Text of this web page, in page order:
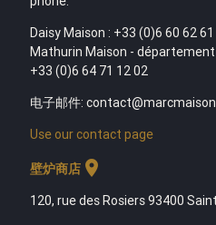
Daisy Maison : +33 (0)6 60 62
Mathurin Maison -
+33 (0)6 64 71 12 02
电子邮件:
Use our contact page
壁炉商店location_on
120, rue des Rosiers 93400